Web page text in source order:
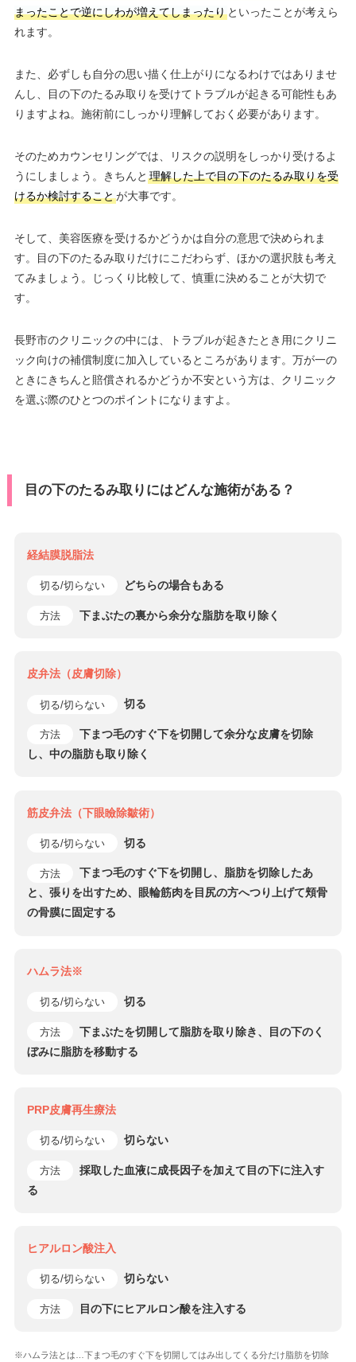
まったことで逆にしわが増えてしまったりといったことが考えら
れます。
また、必ずしも自分の思い描く仕上がりになるわけではありませ
んし、目の下のたるみ取りを受けてトラブルが起きる可能性もあ
りますよね。施術前にしっかり理解しておく必要があります。
そのためカウンセリングでは、リスクの説明をしっかり受けるよ
うにしましょう。きちんと 理解した上で目の下のたるみ取りを受
けるか検討することが大事です。
そして、美容医療を受けるかどうかは自分の意思で決められま
す。目の下のたるみ取りだけにこだわらず、ほかの選択肢も考え
てみましょう。じっくり比較して、慎重に決めることが大切で
す。
長野市のクリニックの中には、トラブルが起きたとき用にクリニ
ック向けの補償制度に加入しているところがあります。万が一の
ときにきちんと賠償されるかどうか不安という方は、クリニック
を選ぶ際のひとつのポイントになりますよ。
目の下のたるみ取りにはどんな施術がある？
経結膜脱脂法
切る/切らない どちらの場合もある
方法 下まぶたの裏から余分な脂肪を取り除く
皮弁法（皮膚切除）
切る/切らない 切る
方法
下まつ毛のすぐ下を切開して余分な皮膚を切除
し、中の脂肪も取り除く
筋皮弁法（下眼瞼除皺術）
切る/切らない 切る
方法
下まつ毛のすぐ下を切開し、脂肪を切除したあ
と、張りを出すため、眼輪筋肉を目尻の方へつり上げて頬骨
の骨膜に固定する
ハムラ法※
切る/切らない 切る
方法
下まぶたを切開して脂肪を取り除き、目の下のく
ぼみに脂肪を移動する
PRP皮膚再生療法
切る/切らない 切らない
方法
採取した血液に成長因子を加えて目の下に注入す
る
ヒアルロン酸注入
切る/切らない 切らない
方法 目の下にヒアルロン酸を注入する
※ハムラ法とは…下まつ毛のすぐ下を切開してはみ出してくる分だけ脂肪を切除